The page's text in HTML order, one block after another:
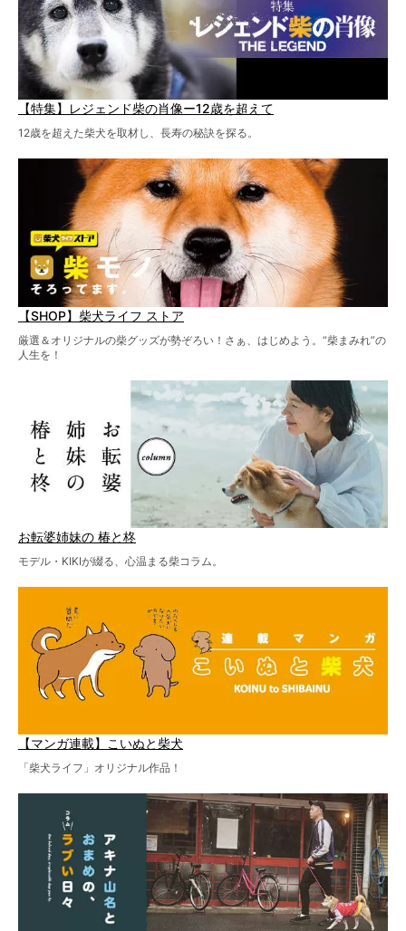
【特集】レジェンド柴の肖像ー12歳を超えて
12歳を超えた柴犬を取材し、長寿の秘訣を探る。
【SHOP】柴犬ライフ ストア
厳選＆オリジナルの柴グッズが勢ぞろい！さぁ、はじめよう。“柴まみれ”の
人生を！
お転婆姉妹の 椿と柊
モデル・KIKIが綴る、心温まる柴コラム。
【マンガ連載】こいぬと柴犬
「柴犬ライフ」オリジナル作品！